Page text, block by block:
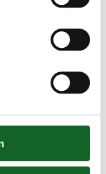
der Hitze und